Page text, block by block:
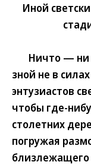
Иной
Ничто — ни
зной не в
энтузиастов
чтобы где-
столетних
погружая
близлежащего